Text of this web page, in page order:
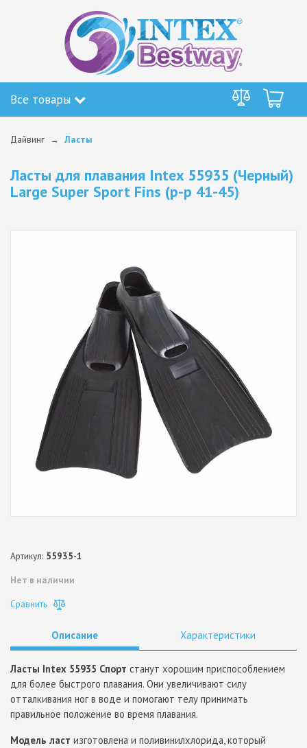
Все товары
Дайвинг Ласты
Ласты для плавания Intex 55935 (Черный)
Large Super Sport Fins (р-р 41-45)
Артикул: 55935-1
Нет в наличии
Сравнить
Описание Характеристики
Ласты Intex 55935 Спорт станут хорошим приспособлением
для более быстрого плавания. Они увеличивают силу
отталкивания ног в воде и помогают телу принимать
правильное положение во время плавания.
Модель ласт изготовлена и поливинилхлорида, который